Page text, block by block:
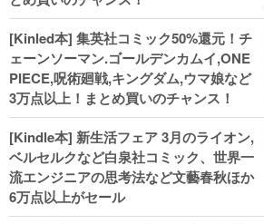
[Kinled本] 集英社コミック50%還元！チ
ェーンソーマン.ゴールデンカムイ,ONE
PIECE,呪術廻戦,キングダム,ウマ娘など
3万点以上！まとめ買いのチャンス！
[Kindle本] 新生活フェア 3月のライオン,
ベルセルクなど白泉社コミック、世界一
流エンジニアの思考法など文藝春秋ほか
6万点以上がセール